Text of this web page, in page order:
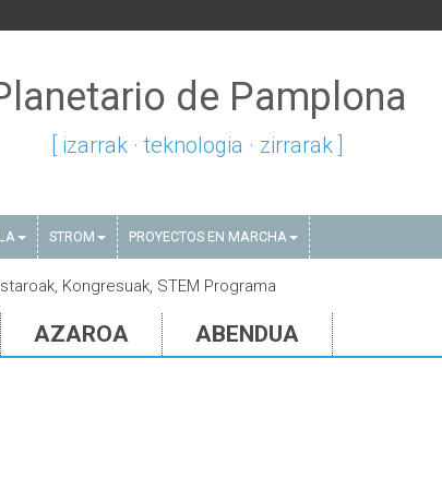
de Pamplona
[ izarrak · teknologia · zirrarak ]
STROM PROYECTOS EN MARCHA
Kongresuak, STEM Programa
AZAROA ABENDUA